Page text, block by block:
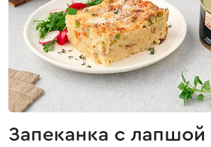
Запеканка с лапшой